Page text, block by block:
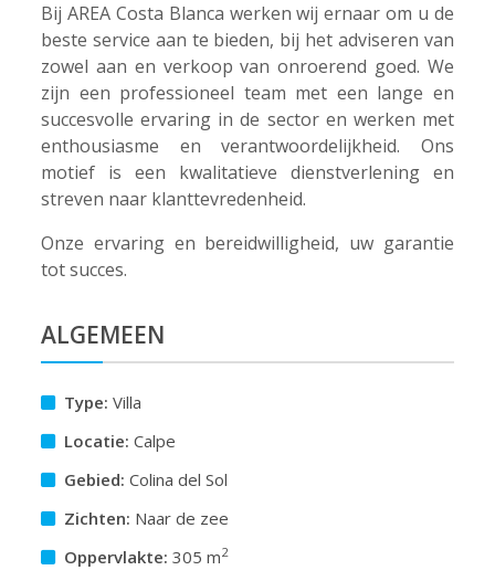
Bij AREA Costa Blanca werken wij ernaar om u de
beste service aan te bieden, bij het adviseren van
zowel aan en verkoop van onroerend goed. We
zijn een professioneel team met een lange en
succesvolle ervaring in de sector en werken met
enthousiasme en verantwoordelijkheid. Ons
motief is een kwalitatieve dienstverlening en
streven naar klanttevredenheid.
Onze ervaring en bereidwilligheid, uw garantie
tot succes.
ALGEMEEN
Type: Villa
Locatie: Calpe
Gebied: Colina del Sol
Zichten: Naar de zee
Oppervlakte: 305 m2